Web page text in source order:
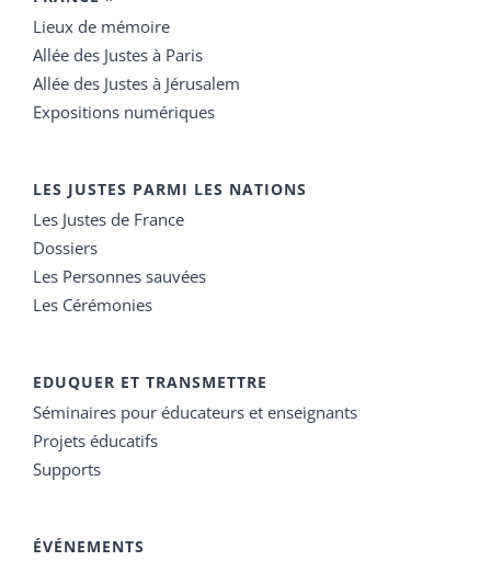
Lieux de mémoire
Allée des Justes à Paris
Allée des Justes à Jérusalem
Expositions numériques
LES JUSTES PARMI LES NATIONS
Les Justes de France
Dossiers
Les Personnes sauvées
Les Cérémonies
EDUQUER ET TRANSMETTRE
Séminaires pour éducateurs et enseignants
Projets éducatifs
Supports
ÉVÉNEMENTS